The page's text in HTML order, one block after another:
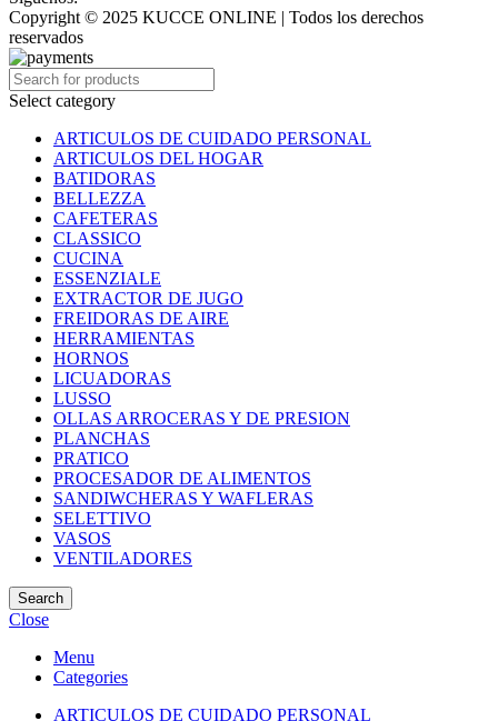
Copyright © 2025 KUCCE ONLINE | Todos los derechos
reservados
Select category
ARTICULOS DE CUIDADO PERSONAL
ARTICULOS DEL HOGAR
BATIDORAS
BELLEZZA
CAFETERAS
CLASSICO
CUCINA
ESSENZIALE
EXTRACTOR DE JUGO
FREIDORAS DE AIRE
HERRAMIENTAS
HORNOS
LICUADORAS
LUSSO
OLLAS ARROCERAS Y DE PRESION
PLANCHAS
PRATICO
PROCESADOR DE ALIMENTOS
SANDIWCHERAS Y WAFLERAS
SELETTIVO
VASOS
VENTILADORES
Search
Close
Menu
Categories
ARTICULOS DE CUIDADO PERSONAL